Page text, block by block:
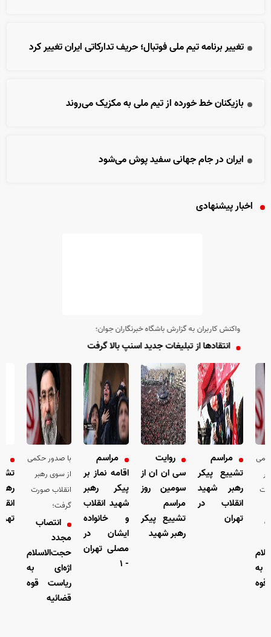
تغییر برنامه تیم ملی فوتبال؛ حریف تدارکاتی ایران تغییر کرد
بازیکنان خط خورده از تیم ملی به مکزیک می‌روند
ایران در جام جهانی سفید پوش می‌شود
اخبار پیشنهادی
واکنش کاربران به گزارش باشگاه خبرنگاران جوان؛
انتقاد‌ها از تبلیغات جدید اسنپ بالا گرفت
به
مراسم
تشییع پیکر
رهبر شهید
انقلاب در
تهران
روایت
سی ان ان از
سومین روز
مراسم
تشییع پیکر
رهبر شهید
مراسم
اقامه نماز بر
پیکر رهبر
شهید انقلاب
و خانواده
ایشان در
مصلی تهران
- ۱
با صدور حکمی
از سوی رهبر
انقلاب صورت
گرفت؛
انتصاب
مجدد
حجت‌الاسلام
اژه‌ای به
ریاست قوه
قضائیه